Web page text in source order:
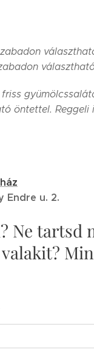
öntettel. Reggeli
Endre u. 2.
Ne tartsd